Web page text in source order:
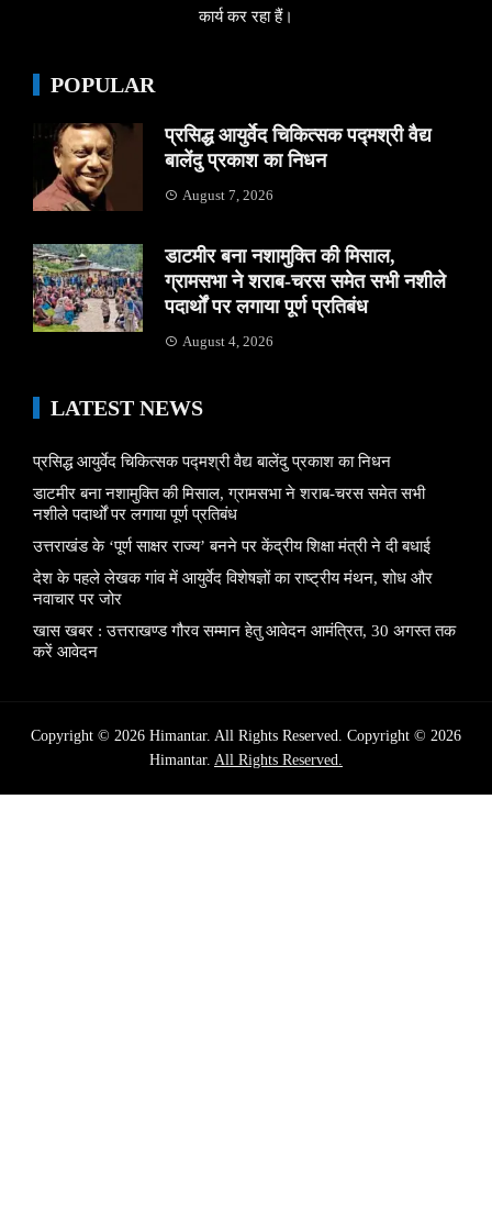
कार्य कर रहा हैं।
POPULAR
प्रसिद्ध आयुर्वेद चिकित्सक पद्मश्री वैद्य
बालेंदु प्रकाश का निधन
August 7, 2026
डाटमीर बना नशामुक्ति की मिसाल,
ग्रामसभा ने शराब-चरस समेत सभी नशीले
पदार्थों पर लगाया पूर्ण प्रतिबंध
August 4, 2026
LATEST NEWS
प्रसिद्ध आयुर्वेद चिकित्सक पद्मश्री वैद्य बालेंदु प्रकाश का निधन
डाटमीर बना नशामुक्ति की मिसाल, ग्रामसभा ने शराब-चरस समेत सभी
नशीले पदार्थों पर लगाया पूर्ण प्रतिबंध
उत्तराखंड के ‘पूर्ण साक्षर राज्य’ बनने पर केंद्रीय शिक्षा मंत्री ने दी बधाई
देश के पहले लेखक गांव में आयुर्वेद विशेषज्ञों का राष्ट्रीय मंथन, शोध और
नवाचार पर जोर
खास खबर : उत्तराखण्ड गौरव सम्मान हेतु आवेदन आमंत्रित, 30 अगस्त तक
करें आवेदन
Copyright © 2026 Himantar. All Rights Reserved. Copyright © 2026
Himantar. All Rights Reserved.